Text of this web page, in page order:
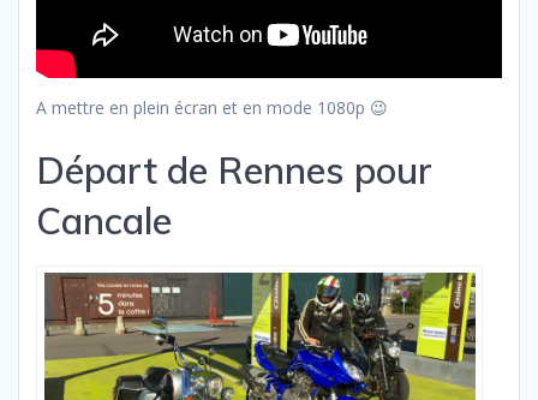
A mettre en plein écran et en mode 1080p 😉
Départ de Rennes pour
Cancale